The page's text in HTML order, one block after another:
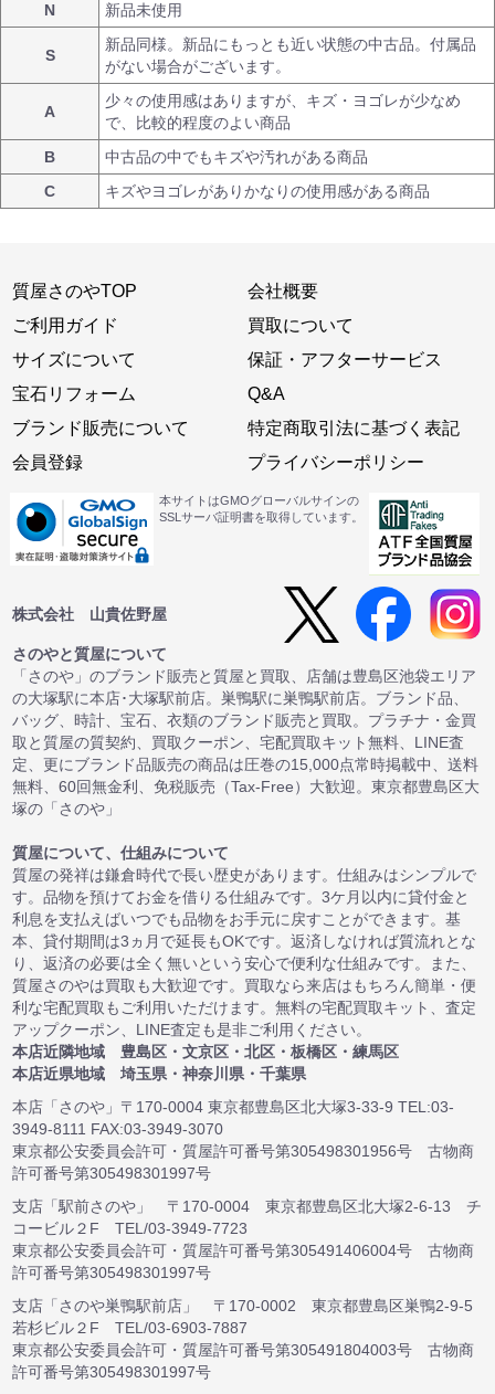
N
新品未使用
S
新品同様。新品にもっとも近い状態の中古品。付属品
がない場合がございます。
A
少々の使用感はありますが、キズ・ヨゴレが少なめ
で、比較的程度のよい商品
B
中古品の中でもキズや汚れがある商品
C
キズやヨゴレがありかなりの使用感がある商品
質屋さのやTOP
ご利用ガイド
サイズについて
宝石リフォーム
ブランド販売について
会員登録
会社概要
買取について
保証・アフターサービス
Q&A
特定商取引法に基づく表記
プライバシーポリシー
本サイトはGMOグローバルサインの
SSLサーバ証明書を取得しています。
株式会社 山貴佐野屋
さのやと質屋について
「さのや」のブランド販売と質屋と買取、店舗は豊島区池袋エリア
の大塚駅に本店･大塚駅前店。巣鴨駅に巣鴨駅前店。ブランド品、
バッグ、時計、宝石、衣類のブランド販売と買取。プラチナ・金買
取と質屋の質契約、買取クーポン、宅配買取キット無料、LINE査
定、更にブランド品販売の商品は圧巻の15,000点常時掲載中、送料
無料、60回無金利、免税販売（Tax-Free）大歓迎。東京都豊島区大
塚の「さのや」
質屋について、仕組みについて
質屋の発祥は鎌倉時代で長い歴史があります。仕組みはシンプルで
す。品物を預けてお金を借りる仕組みです。3ケ月以内に貸付金と
利息を支払えばいつでも品物をお手元に戻すことができます。基
本、貸付期間は3ヵ月で延長もOKです。返済しなければ質流れとな
り、返済の必要は全く無いという安心で便利な仕組みです。また、
質屋さのやは買取も大歓迎です。買取なら来店はもちろん簡単・便
利な宅配買取もご利用いただけます。無料の宅配買取キット、査定
アップクーポン、LINE査定も是非ご利用ください。
本店近隣地域 豊島区・文京区・北区・板橋区・練馬区
本店近県地域 埼玉県・神奈川県・千葉県
本店「さのや」〒170-0004 東京都豊島区北大塚3-33-9 TEL:03-
3949-8111 FAX:03-3949-3070
東京都公安委員会許可・質屋許可番号第305498301956号 古物商
許可番号第305498301997号
支店「駅前さのや」 〒170-0004 東京都豊島区北大塚2-6-13 チ
コービル２F TEL/03-3949-7723
東京都公安委員会許可・質屋許可番号第305491406004号 古物商
許可番号第305498301997号
支店「さのや巣鴨駅前店」 〒170-0002 東京都豊島区巣鴨2-9-5
若杉ビル２F TEL/03-6903-7887
東京都公安委員会許可・質屋許可番号第305491804003号 古物商
許可番号第305498301997号